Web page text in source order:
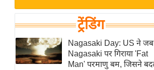
News
Hindi
Videos
खेल
क्रिकेट
IPL
2026
ट्रेंडिंग
Nagasaki Day: US ने जब
Nagasaki पर गिराया 'Fat
Man' परमाणु बम, जिसने